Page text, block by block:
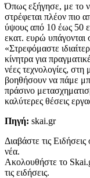
Όπως εξήγησε, με το
στρέφεται πλέον πιο
ύψους από 10 έως 50
εκατ. ευρώ υπάγονται
«Στρεφόμαστε
κίνητρα για
νέες τεχνολογίες,
βοηθήσουν να πάμε
πράσινο
καλύτερες θέσεις
Πηγή: skai.gr
Διαβάστε τις
νέα.
Ακολουθήστε το
τις ειδήσεις.